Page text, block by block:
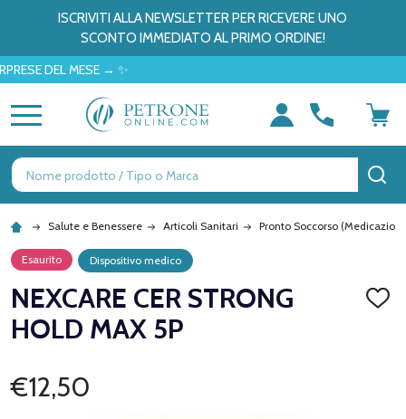
ISCRIVITI ALLA NEWSLETTER PER RICEVERE UNO
SCONTO IMMEDIATO AL PRIMO ORDINE!
DEL MESE → ✨
Ricerca
Salute e Benessere Articoli Sanitari Pronto Soccorso
Esaurito Dispositivo medico
NEXCARE CER STRONG
HOLD MAX 5P
€12,50